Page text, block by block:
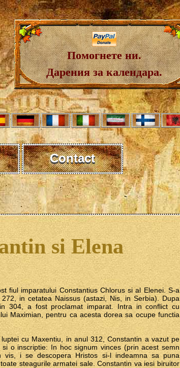
Помогнете ни.
Дарения за календара.
Contact
si Elena
fiul imparatului Constantius Chlorus si al Elenei. S-a
in cetatea Naissus (astazi, Nis, in Serbia). Dupa
304, a fost proclamat imparat. Intra in conflict cu
Maximian, pentru ca acesta dorea sa ocupe functia
cu Maxentiu, in anul 312, Constantin a vazut pe
o inscriptie: In hoc signum vinces (prin acest semn
vis, i se descopera Hristos si-l indeamna sa puna
steagurile armatei sale. Constantin va iesi biruitor